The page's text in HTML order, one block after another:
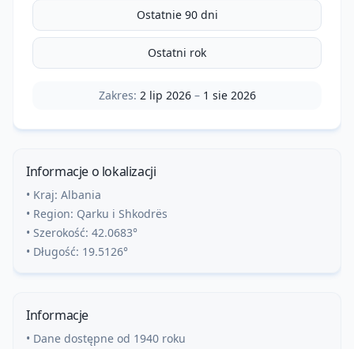
Ostatnie 90 dni
Ostatni rok
Zakres: 2 lip 2026– 1 sie 2026
Informacje o lokalizacji
• Kraj: Albania
• Region: Qarku i Shkodrës
• Szerokość: 42.0683°
• Długość: 19.5126°
Informacje
• Dane dostępne od 1940 roku